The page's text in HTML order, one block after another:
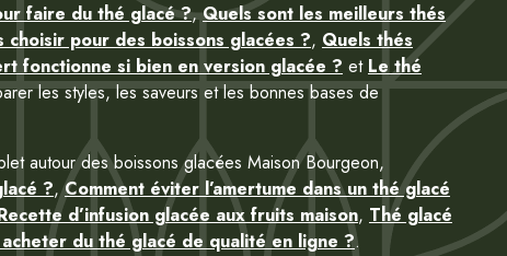
faire du thé glacé ?,Quels sont les meilleurs thés
choisir pour des boissons glacées ?, Quels thés
fonctionne si bien en version glacée ? et Le thé
les styles, les saveurs et les bonnes bases de
autour des boissons glacées Maison Bourgeon,
?,Comment éviter l’amertume dans un thé glacé
d’infusion glacée aux fruits maison, Thé glacé
du thé glacé de qualité en ligne ?.